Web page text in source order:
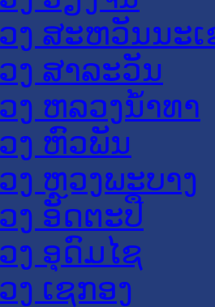
ງ ສະຫວັນນະ
ງ ສາລະວັນ
ງ ຫລວງນໍ້າທາ
ງ ຫົວພັນ
ງ ຫຼວງພະບາງ
ງ ອັດຕະປື
ງ ອຸດົມໄຊ
ງ ເຊກອງ